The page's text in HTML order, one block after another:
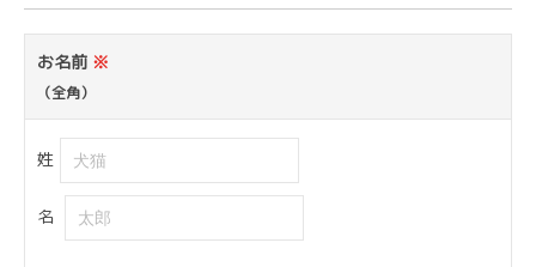
お名前 ※
（全角）
姓
名